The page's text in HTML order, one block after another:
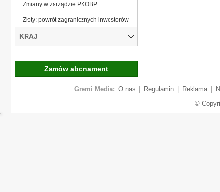
Zmiany w zarządzie PKOBP
Złoty: powrót zagranicznych inwestorów
KRAJ
Zamów abonament
Gremi Media: O nas Regulamin Reklama
©